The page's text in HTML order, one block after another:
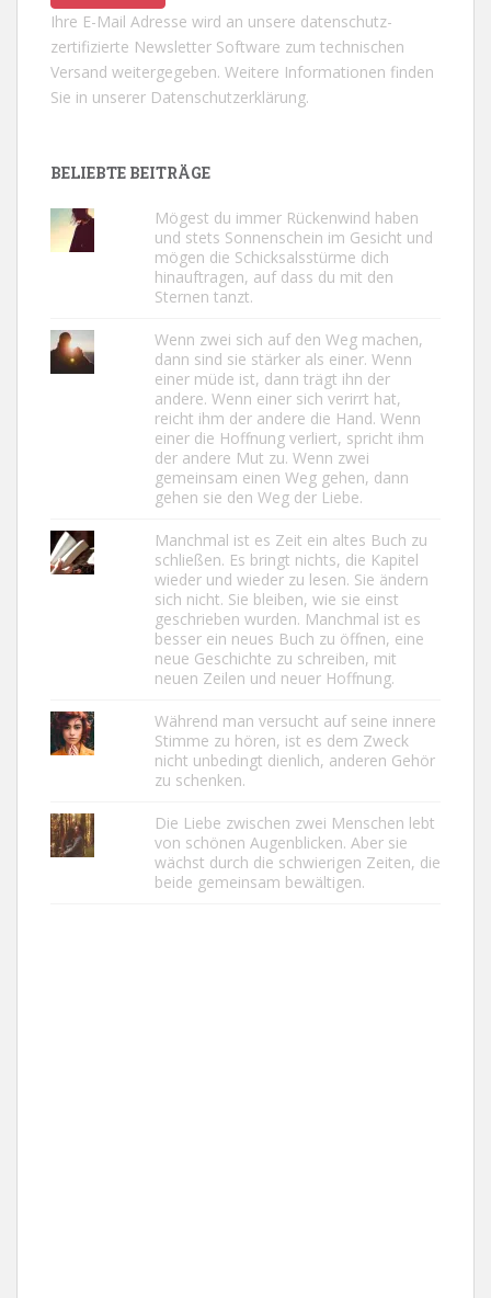
Ihre E-Mail Adresse wird an unsere datenschutz-
zertifizierte Newsletter Software zum technischen
Versand weitergegeben. Weitere Informationen finden
Sie in unserer Datenschutzerklärung.
BELIEBTE BEITRÄGE
Mögest du immer Rückenwind haben
und stets Sonnenschein im Gesicht und
mögen die Schicksalsstürme dich
hinauftragen, auf dass du mit den
Sternen tanzt.
Wenn zwei sich auf den Weg machen,
dann sind sie stärker als einer. Wenn
einer müde ist, dann trägt ihn der
andere. Wenn einer sich verirrt hat,
reicht ihm der andere die Hand. Wenn
einer die Hoffnung verliert, spricht ihm
der andere Mut zu. Wenn zwei
gemeinsam einen Weg gehen, dann
gehen sie den Weg der Liebe.
Manchmal ist es Zeit ein altes Buch zu
schließen. Es bringt nichts, die Kapitel
wieder und wieder zu lesen. Sie ändern
sich nicht. Sie bleiben, wie sie einst
geschrieben wurden. Manchmal ist es
besser ein neues Buch zu öffnen, eine
neue Geschichte zu schreiben, mit
neuen Zeilen und neuer Hoffnung.
Während man versucht auf seine innere
Stimme zu hören, ist es dem Zweck
nicht unbedingt dienlich, anderen Gehör
zu schenken.
Die Liebe zwischen zwei Menschen lebt
von schönen Augenblicken. Aber sie
wächst durch die schwierigen Zeiten, die
beide gemeinsam bewältigen.